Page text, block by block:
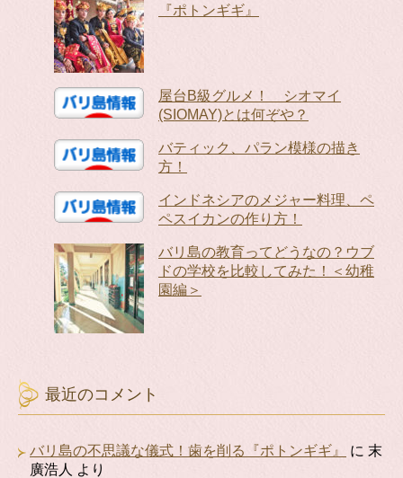
『ポトンギギ』
屋台B級グルメ！ シオマイ
(SIOMAY)とは何ぞや？
バティック、パラン模様の描き
方！
インドネシアのメジャー料理、ペ
ペスイカンの作り方！
バリ島の教育ってどうなの？ウブ
ドの学校を比較してみた！＜幼稚
園編＞
最近のコメント
バリ島の不思議な儀式！歯を削る『ポトンギギ』 に 末
廣浩人 より